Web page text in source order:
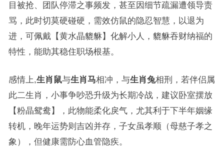
目被抢、团队停滞之事频发，甚至因细节疏漏遭领导责
骂，此时切莫硬碰硬，需效仿鼠的隐忍智慧，以退为
进，可佩戴【黄水晶貔貅】化解小人，貔貅吞财纳福的
特性，能助其稳住职场根基。
感情上,生肖鼠与生肖马相冲，与生肖兔相刑，若伴侣属
此二生肖，小事争吵恐升级为长期冷战，建议卧室摆放
【粉晶鸳鸯】，此物能柔化戾气，尤其利于下半年姻缘
转机，晚年运势则吉凶并存，子女虽孝顺（母慈子孝之
象），但健康需防心血管隐疾。